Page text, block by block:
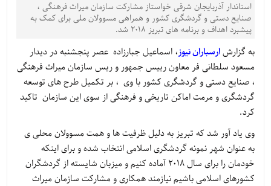
استاندار آذربایجان شرقی خواستاز مشارکت سازمان میراث فرهنگی ،
صنایع دستی و گردشگری کشور و همراهی مسوولان ملی برای کمک به
پیشبرد اهداف و برنامه های تبریز 2018 شد.
به گزارشارسباران نیوز، اسماعیل جبارزاده عصر پنجشنبه در دیدار
مسعود سلطانی فر معاون رییس جمهور و ریس سازمان میراث فرهنگی
، صنایع دستی و گردشگری کشور با وی ، بر تکمیل طرح های توسعه
گردشگری و مرمت اماکن تاریخی و فرهنگی از سوی این سازمان تاکید
کرد.
وی یاد آور شد که تبریز به دلیل ظرفیت ها و همت مسوولان محلی ی
به عنوان شهر نمونه گردشگری اسلامی انتخاب شده و برای اینکه
خودمان را برای سال 2018 آماده کنیم و میزبان شایسته از گردشگران
کشورهای اسلامی باشیم نیازمند همکاری و مشارکت سازمان میراث